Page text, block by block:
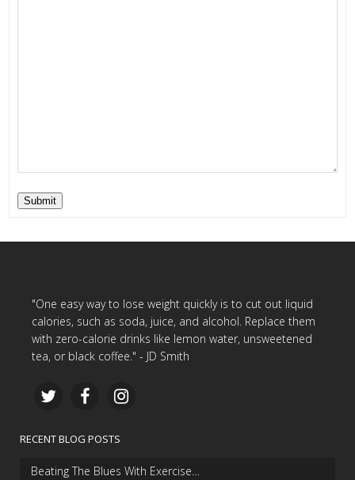
Submit
"One easy way to lose weight quickly is to cut out liquid
calories, such as soda, juice, and alcohol. Replace them
with zero-calorie drinks like lemon water, unsweetened
tea, or black coffee." - JD Smith
RECENT BLOG POSTS
Beating The Blues With Exercise…